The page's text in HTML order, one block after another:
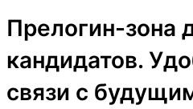
Прелогин-зона
кандидатов.
связи с